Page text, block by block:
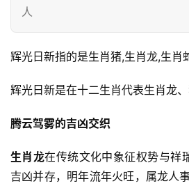
人
辉光日新指的是生肖猪,生肖龙,生肖
辉光日新是在十二生肖代表生肖龙
腾云驾雾的吉凶交织
生肖龙在传统文化中象征权势与祥
吉凶并存，明年流年火旺，属龙人